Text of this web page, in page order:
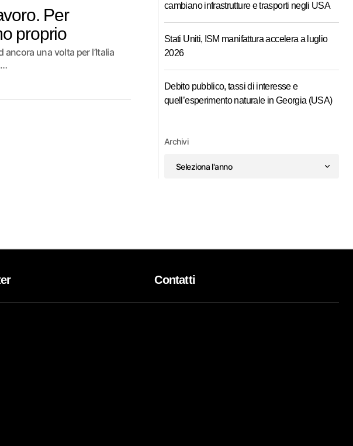
Per
proprio
ancora una volta per l’Italia
cambiano infrastrutture e trasporti negli USA
Stati Uniti, ISM manifattura accelera a luglio
2026
Debito pubblico, tassi di interesse e
quell’esperimento naturale in Georgia (USA)
Archivi
Contatti